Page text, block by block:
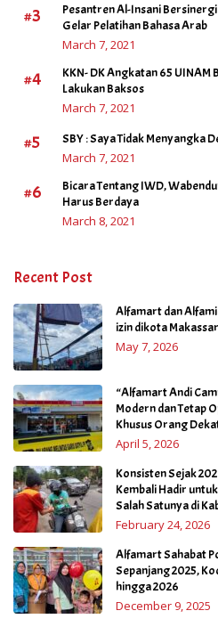
#3
Pesantren Al-Insani
Gelar Pelatihan Bahasa Arab
March 7, 2021
#4
KKN- DK Angkatan 65
Lakukan Baksos
March 7, 2021
#5 SBY : Saya Tidak Menyangka
March 7, 2021
#6
Bicara Tentang IWD,
Harus Berdaya
March 8, 2021
Recent Post
Alfamart dan
izin dikota Makassar
May 7, 2026
“Alfamart Andi
Modern dan Tetap
Khusus Orang
April 5, 2026
Konsisten Sejak
Kembali Hadir
Salah Satunya di
February 24, 2026
Alfamart Sahabat
Sepanjang 2025,
hingga 2026
December 9, 2025